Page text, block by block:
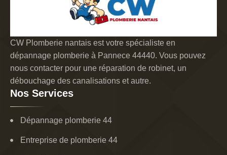
CW Plomberie nantais est votre spécialiste en
dépannage plomberie à Pannece 44440. Vous pouvez
nous contacter pour une réparation de robinet, un
débouchage des canalisations et autre.
Nos Services
Dépannage plomberie 44
Entreprise de plomberie 44